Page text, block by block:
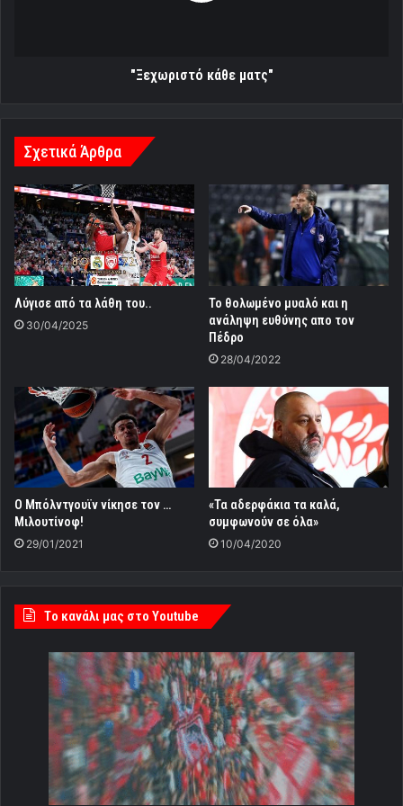
"Ξεχωριστό κάθε ματς"
Σχετικά Άρθρα
Λύγισε από τα λάθη του..
30/04/2025
Το θολωμένο μυαλό και η
ανάληψη ευθύνης απο τον
Πέδρο
28/04/2022
Ο Μπόλντγουϊν νίκησε τον …
Μιλουτίνοφ!
29/01/2021
«Τα αδερφάκια τα καλά,
συμφωνούν σε όλα»
10/04/2020
Tο κανάλι μας στο Youtube